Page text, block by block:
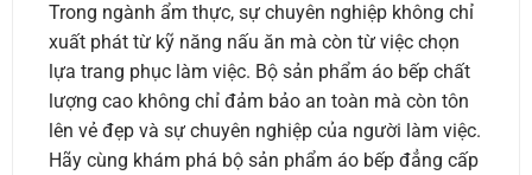
Trong ngành ẩm thực, sự chuyên nghiệp không chỉ
xuất phát từ kỹ năng nấu ăn mà còn từ việc chọn
lựa trang phục làm việc. Bộ sản phẩm áo bếp chất
lượng cao không chỉ đảm bảo an toàn mà còn tôn
lên vẻ đẹp và sự chuyên nghiệp của người làm việc.
Hãy cùng khám phá bộ sản phẩm áo bếp đẳng cấp